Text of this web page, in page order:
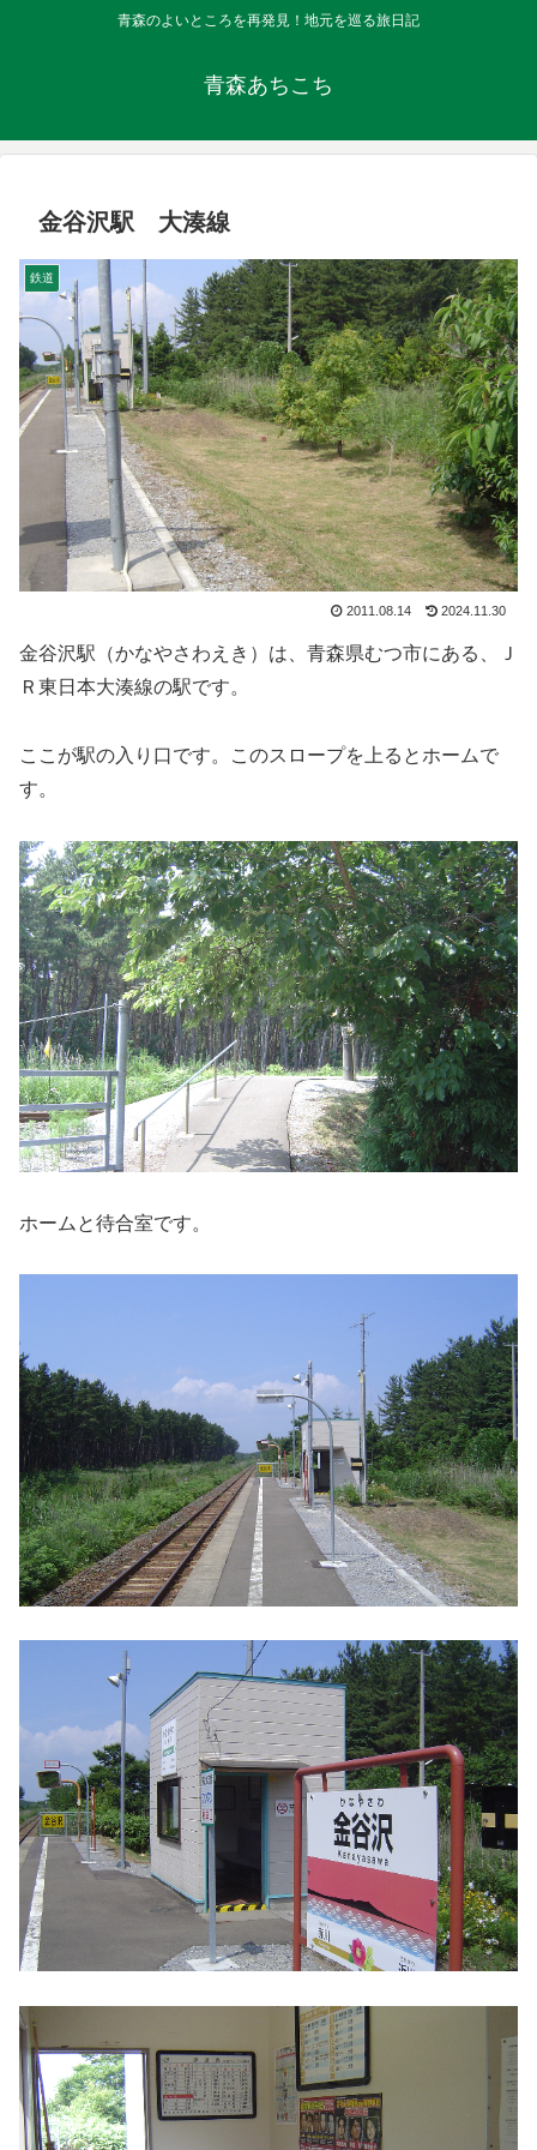
青森のよいところを再発見！地元を巡る旅日記
青森あちこち
金谷沢駅 大湊線
鉄道
2011.08.14 2024.11.30
金谷沢駅（かなやさわえき）は、青森県むつ市にある、Ｊ
Ｒ東日本大湊線の駅です。
ここが駅の入り口です。このスロープを上るとホームで
す。
ホームと待合室です。